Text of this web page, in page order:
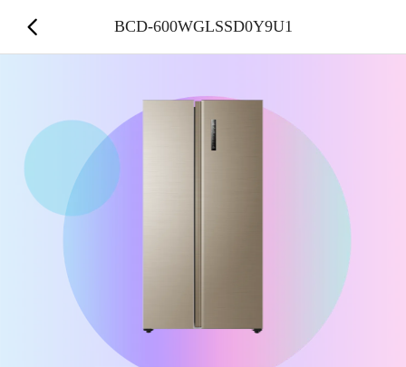
BCD-600WGLSSD0Y9U1